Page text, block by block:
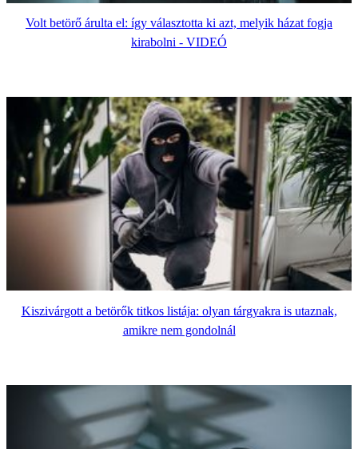
Volt betörő árulta el: így választotta ki azt, melyik házat fogja
kirabolni - VIDEÓ
Kiszivárgott a betörők titkos listája: olyan tárgyakra is utaznak,
amikre nem gondolnál